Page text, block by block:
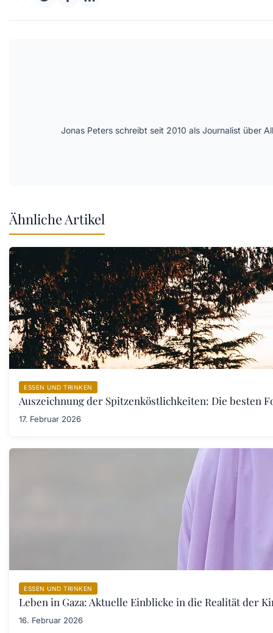
Jonas Peters schreibt seit 2010 als Journalist über
Ähnliche Artikel
ESSEN UND TRINKEN
Auszeichnung der Spitzenköstlichkeiten: Die besten
17. Februar 2026
ESSEN UND TRINKEN
Leben in Gaza: Aktuelle Einblicke in die Realität der
16. Februar 2026